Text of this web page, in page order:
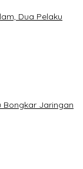
Dua Pelaku
Bongkar Jaringan